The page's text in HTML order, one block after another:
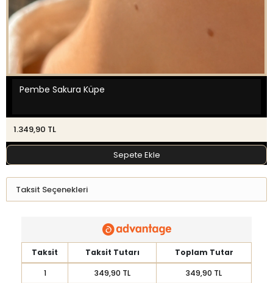
Pembe Sakura Küpe
1.349,90 TL
Sepete Ekle
Taksit Seçenekleri
Taksit Taksit Tutarı
Toplam Tutar
1
349,90 TL
349,90 TL